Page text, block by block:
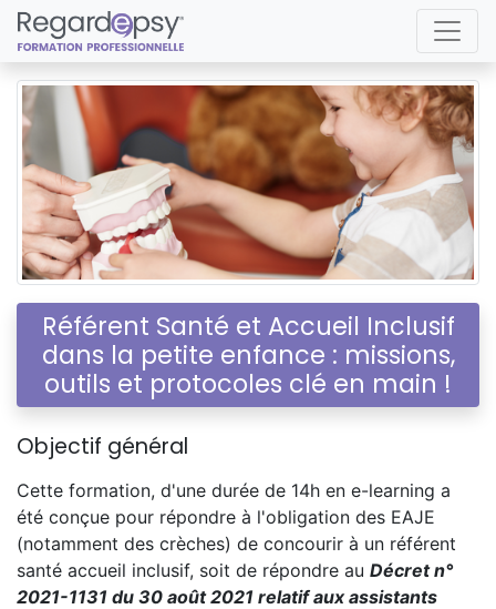
Référent Santé et Accueil Inclusif
dans la petite enfance : missions,
outils et protocoles clé en main !
Objectif général
Cette formation, d'une durée de 14h en e-learning a
été conçue pour répondre à l'obligation des EAJE
(notamment des crèches) de concourir à un référent
santé accueil inclusif, soit de répondre au Décret n°
2021-1131 du 30 août 2021 relatif aux assistants